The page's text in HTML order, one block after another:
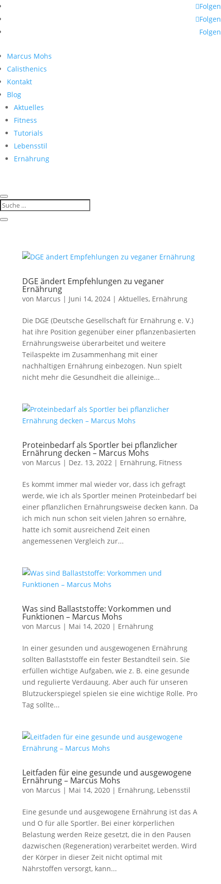
Folgen
Folgen
Folgen
Marcus Mohs
Calisthenics
Kontakt
Blog
Aktuelles
Fitness
Tutorials
Lebensstil
Ernährung
DGE ändert Empfehlungen zu veganer
Ernährung
von Marcus | Juni 14, 2024| Aktuelles, Ernährung
Die DGE (Deutsche Gesellschaft für Ernährung e. V.)
hat ihre Position gegenüber einer pflanzenbasierten
Ernährungsweise überarbeitet und weitere
Teilaspekte im Zusammenhang mit einer
nachhaltigen Ernährung einbezogen. Nun spielt
nicht mehr die Gesundheit die alleinige...
Proteinbedarf als Sportler bei pflanzlicher
Ernährung decken – Marcus Mohs
von Marcus | Dez. 13, 2022| Ernährung, Fitness
Es kommt immer mal wieder vor, dass ich gefragt
werde, wie ich als Sportler meinen Proteinbedarf bei
einer pflanzlichen Ernährungsweise decken kann. Da
ich mich nun schon seit vielen Jahren so ernähre,
hatte ich somit ausreichend Zeit einen
angemessenen Vergleich zur...
Was sind Ballaststoffe: Vorkommen und
Funktionen – Marcus Mohs
von Marcus | Mai 14, 2020| Ernährung
In einer gesunden und ausgewogenen Ernährung
sollten Ballaststoffe ein fester Bestandteil sein. Sie
erfüllen wichtige Aufgaben, wie z. B. eine gesunde
und regulierte Verdauung. Aber auch für unseren
Blutzuckerspiegel spielen sie eine wichtige Rolle. Pro
Tag sollte...
Leitfaden für eine gesunde und ausgewogene
Ernährung – Marcus Mohs
von Marcus | Mai 14, 2020| Ernährung, Lebensstil
Eine gesunde und ausgewogene Ernährung ist das A
und O für alle Sportler. Bei einer körperlichen
Belastung werden Reize gesetzt, die in den Pausen
dazwischen (Regeneration) verarbeitet werden. Wird
der Körper in dieser Zeit nicht optimal mit
Nährstoffen versorgt, kann...